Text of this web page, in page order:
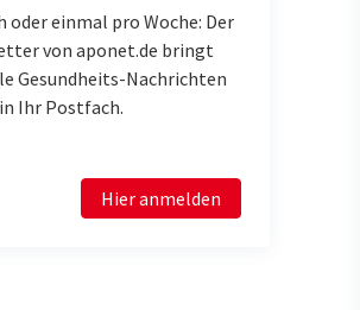
oder einmal pro Woche: Der
von aponet.de bringt
Gesundheits-Nachrichten
Ihr Postfach.
Hier anmelden